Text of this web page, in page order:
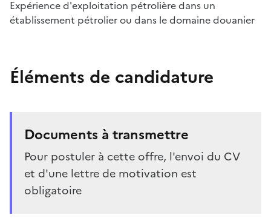
Expérience d'exploitation pétrolière dans un
établissement pétrolier ou dans le domaine douanier
Éléments de candidature
Documents à transmettre
Pour postuler à cette offre, l'envoi du CV
et d'une lettre de motivation est
obligatoire